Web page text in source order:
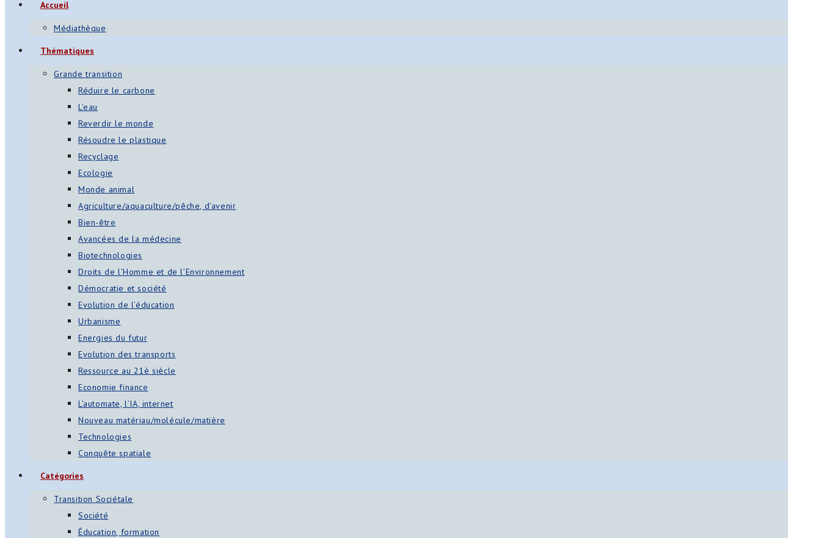
Accueil
Médiathèque
Thématiques
Grande transition
Réduire le carbone
L’eau
Reverdir le monde
Résoudre le plastique
Recyclage
Ecologie
Monde animal
Agriculture/aquaculture/pêche, d’avenir
Bien-être
Avancées de la médecine
Biotechnologies
Droits de l’Homme et de l’Environnement
Démocratie et société
Evolution de l’éducation
Urbanisme
Energies du futur
Evolution des transports
Ressource au 21è siècle
Economie finance
L’automate, l’IA, internet
Nouveau matériau/molécule/matière
Technologies
Conquête spatiale
Catégories
Transition Sociétale
Société
Éducation, formation